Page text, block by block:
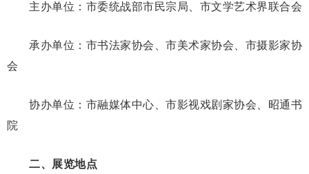
主办单位：市委统战部市民宗局、市文学艺术界联合会
承办单位：市书法家协会、市美术家协会、市摄影家协
会
协办单位：市融媒体中心、市影视戏剧家协会、昭通书
院
二、展览地点